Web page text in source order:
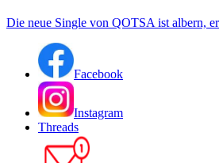
Die neue Single von QOTSA ist albern,
Facebook
Instagram
Threads